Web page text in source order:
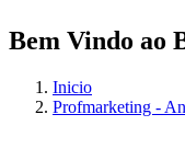
Bem Vindo ao
Inicio
Profmarketing -